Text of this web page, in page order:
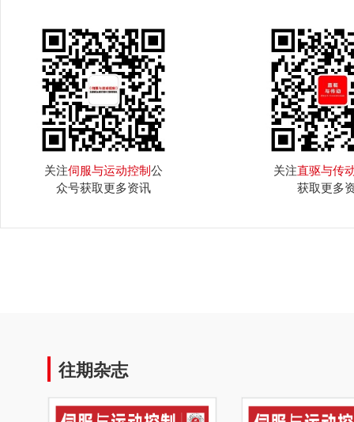
关注伺服与运动控制公
众号获取更多资讯
关注直驱与传
获取更多
往期杂志